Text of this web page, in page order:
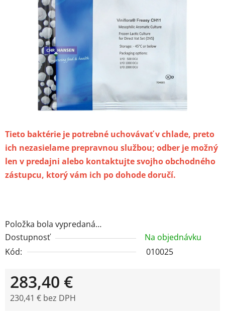
Tieto baktérie je potrebné uchovávať v chlade, preto
ich nezasielame prepravnou službou; odber je možný
len v predajni alebo kontaktujte svojho obchodného
zástupcu, ktorý vám ich po dohode doručí.
Položka bola vypredaná…
Dostupnosť
Na objednávku
Kód:
010025
283,40 €
230,41 € bez DPH